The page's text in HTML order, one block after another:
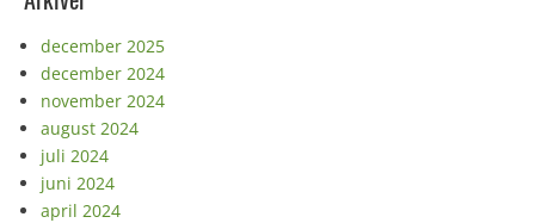
december 2025
december 2024
november 2024
august 2024
juli 2024
juni 2024
april 2024